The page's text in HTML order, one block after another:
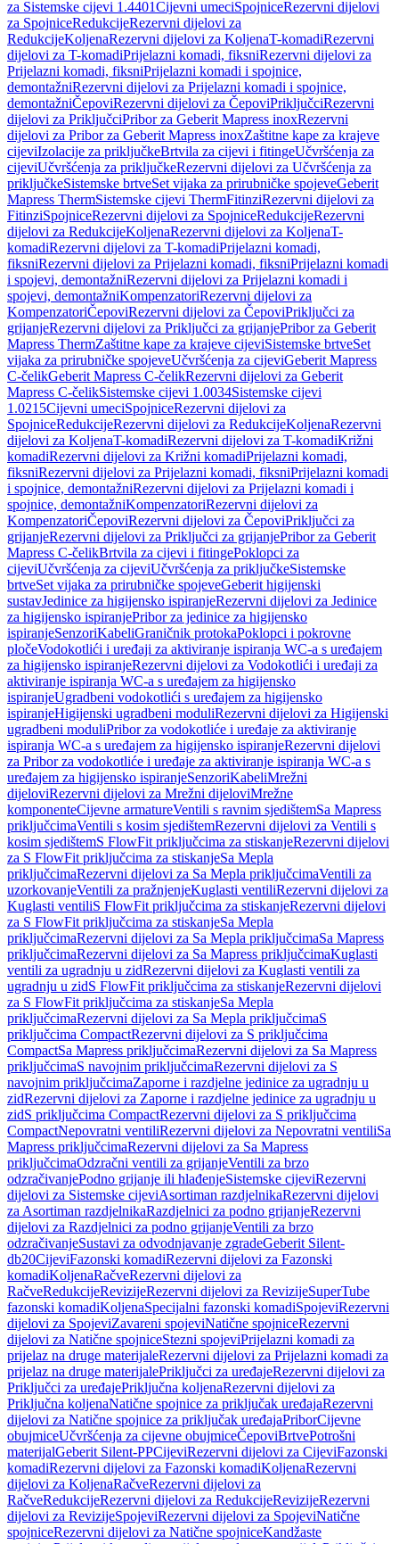
za Sistemske cijevi 1.4401Cijevni umeciSpojniceRezervni dijelovi
za SpojniceRedukcijeRezervni dijelovi za
RedukcijeKoljenaRezervni dijelovi za KoljenaT-komadiRezervni
dijelovi za T-komadiPrijelazni komadi, fiksniRezervni dijelovi za
Prijelazni komadi, fiksniPrijelazni komadi i spojnice,
demontažniRezervni dijelovi za Prijelazni komadi i spojnice,
demontažniČepoviRezervni dijelovi za ČepoviPriključciRezervni
dijelovi za PriključciPribor za Geberit Mapress inoxRezervni
dijelovi za Pribor za Geberit Mapress inoxZaštitne kape za krajeve
cijeviIzolacije za priključkeBrtvila za cijevi i fitingeUčvršćenja za
cijeviUčvršćenja za priključkeRezervni dijelovi za Učvršćenja za
priključkeSistemske brtveSet vijaka za prirubničke spojeveGeberit
Mapress ThermSistemske cijevi ThermFitinziRezervni dijelovi za
FitinziSpojniceRezervni dijelovi za SpojniceRedukcijeRezervni
dijelovi za RedukcijeKoljenaRezervni dijelovi za KoljenaT-
komadiRezervni dijelovi za T-komadiPrijelazni komadi,
fiksniRezervni dijelovi za Prijelazni komadi, fiksniPrijelazni komadi
i spojevi, demontažniRezervni dijelovi za Prijelazni komadi i
spojevi, demontažniKompenzatoriRezervni dijelovi za
KompenzatoriČepoviRezervni dijelovi za ČepoviPriključci za
grijanjeRezervni dijelovi za Priključci za grijanjePribor za Geberit
Mapress ThermZaštitne kape za krajeve cijeviSistemske brtveSet
vijaka za prirubničke spojeveUčvršćenja za cijeviGeberit Mapress
C-čelikGeberit Mapress C-čelikRezervni dijelovi za Geberit
Mapress C-čelikSistemske cijevi 1.0034Sistemske cijevi
1.0215Cijevni umeciSpojniceRezervni dijelovi za
SpojniceRedukcijeRezervni dijelovi za RedukcijeKoljenaRezervni
dijelovi za KoljenaT-komadiRezervni dijelovi za T-komadiKrižni
komadiRezervni dijelovi za Križni komadiPrijelazni komadi,
fiksniRezervni dijelovi za Prijelazni komadi, fiksniPrijelazni komadi
i spojnice, demontažniRezervni dijelovi za Prijelazni komadi i
spojnice, demontažniKompenzatoriRezervni dijelovi za
KompenzatoriČepoviRezervni dijelovi za ČepoviPriključci za
grijanjeRezervni dijelovi za Priključci za grijanjePribor za Geberit
Mapress C-čelikBrtvila za cijevi i fitingePoklopci za
cijeviUčvršćenja za cijeviUčvršćenja za priključkeSistemske
brtveSet vijaka za prirubničke spojeveGeberit higijenski
sustavJedinice za higijensko ispiranjeRezervni dijelovi za Jedinice
za higijensko ispiranjePribor za jedinice za higijensko
ispiranjeSenzoriKabeliGraničnik protokaPoklopci i pokrovne
pločeVodokotlići i uređaji za aktiviranje ispiranja WC-a s uređajem
za higijensko ispiranjeRezervni dijelovi za Vodokotlići i uređaji za
aktiviranje ispiranja WC-a s uređajem za higijensko
ispiranjeUgradbeni vodokotlići s uređajem za higijensko
ispiranjeHigijenski ugradbeni moduliRezervni dijelovi za Higijenski
ugradbeni moduliPribor za vodokotliće i uređaje za aktiviranje
ispiranja WC-a s uređajem za higijensko ispiranjeRezervni dijelovi
za Pribor za vodokotliće i uređaje za aktiviranje ispiranja WC-a s
uređajem za higijensko ispiranjeSenzoriKabeliMrežni
dijeloviRezervni dijelovi za Mrežni dijeloviMrežne
komponenteCijevne armatureVentili s ravnim sjedištemSa Mapress
priključcimaVentili s kosim sjedištemRezervni dijelovi za Ventili s
kosim sjedištemS FlowFit priključcima za stiskanjeRezervni dijelovi
za S FlowFit priključcima za stiskanjeSa Mepla
priključcimaRezervni dijelovi za Sa Mepla priključcimaVentili za
uzorkovanjeVentili za pražnjenjeKuglasti ventiliRezervni dijelovi za
Kuglasti ventiliS FlowFit priključcima za stiskanjeRezervni dijelovi
za S FlowFit priključcima za stiskanjeSa Mepla
priključcimaRezervni dijelovi za Sa Mepla priključcimaSa Mapress
priključcimaRezervni dijelovi za Sa Mapress priključcimaKuglasti
ventili za ugradnju u zidRezervni dijelovi za Kuglasti ventili za
ugradnju u zidS FlowFit priključcima za stiskanjeRezervni dijelovi
za S FlowFit priključcima za stiskanjeSa Mepla
priključcimaRezervni dijelovi za Sa Mepla priključcimaS
priključcima CompactRezervni dijelovi za S priključcima
CompactSa Mapress priključcimaRezervni dijelovi za Sa Mapress
priključcimaS navojnim priključcimaRezervni dijelovi za S
navojnim priključcimaZaporne i razdjelne jedinice za ugradnju u
zidRezervni dijelovi za Zaporne i razdjelne jedinice za ugradnju u
zidS priključcima CompactRezervni dijelovi za S priključcima
CompactNepovratni ventiliRezervni dijelovi za Nepovratni ventiliSa
Mapress priključcimaRezervni dijelovi za Sa Mapress
priključcimaOdzračni ventili za grijanjeVentili za brzo
odzračivanjePodno grijanje ili hlađenjeSistemske cijeviRezervni
dijelovi za Sistemske cijeviAsortiman razdjelnikaRezervni dijelovi
za Asortiman razdjelnikaRazdjelnici za podno grijanjeRezervni
dijelovi za Razdjelnici za podno grijanjeVentili za brzo
odzračivanjeSustavi za odvodnjavanje zgradeGeberit Silent-
db20CijeviFazonski komadiRezervni dijelovi za Fazonski
komadiKoljenaRačveRezervni dijelovi za
RačveRedukcijeRevizijeRezervni dijelovi za RevizijeSuperTube
fazonski komadiKoljenaSpecijalni fazonski komadiSpojeviRezervni
dijelovi za SpojeviZavareni spojeviNatične spojniceRezervni
dijelovi za Natične spojniceStezni spojeviPrijelazni komadi za
prijelaz na druge materijaleRezervni dijelovi za Prijelazni komadi za
prijelaz na druge materijalePriključci za uređajeRezervni dijelovi za
Priključci za uređajePriključna koljenaRezervni dijelovi za
Priključna koljenaNatične spojnice za priključak uređajaRezervni
dijelovi za Natične spojnice za priključak uređajaPriborCijevne
obujmiceUčvršćenja za cijevne obujmiceČepoviBrtvePotrošni
materijalGeberit Silent-PPCijeviRezervni dijelovi za CijeviFazonski
komadiRezervni dijelovi za Fazonski komadiKoljenaRezervni
dijelovi za KoljenaRačveRezervni dijelovi za
RačveRedukcijeRezervni dijelovi za RedukcijeRevizijeRezervni
dijelovi za RevizijeSpojeviRezervni dijelovi za SpojeviNatične
spojniceRezervni dijelovi za Natične spojniceKandžaste